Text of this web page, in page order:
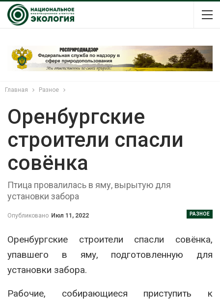
Главная Разное
Оренбургские
строители спасли
совёнка
Птица провалилась в яму, вырытую для
установки забора
РАЗНОЕ
Опубликовано Июл 11, 2022
Оренбургские строители спасли совёнка,
упавшего в яму, подготовленную для
установки забора.
Рабочие, собирающиеся приступить к